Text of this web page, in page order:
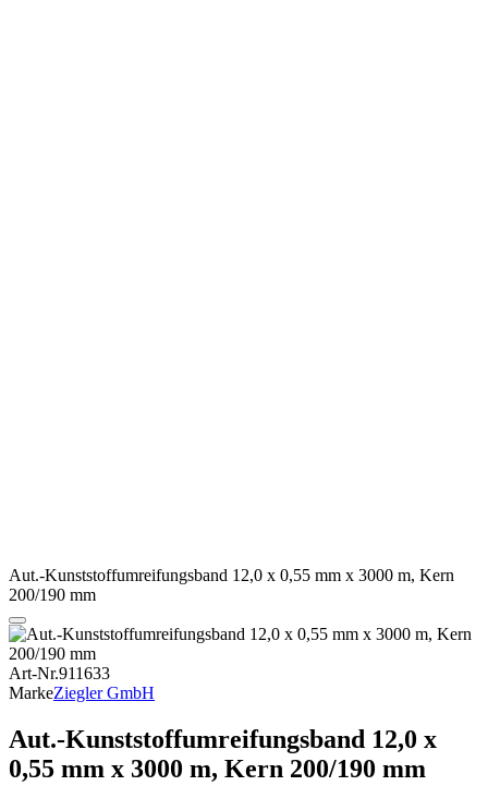
Aut.-Kunststoffumreifungsband 12,0 x 0,55 mm x 3000 m, Kern
200/190 mm
Art-Nr.911633
MarkeZiegler GmbH
Aut.-Kunststoffumreifungsband 12,0 x
0,55 mm x 3000 m, Kern 200/190 mm